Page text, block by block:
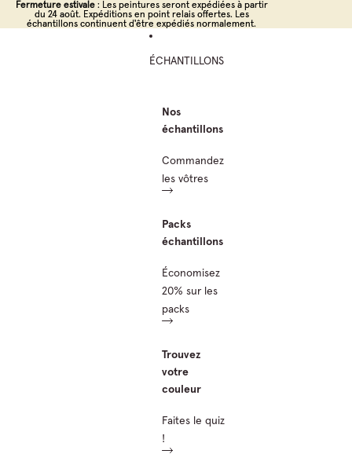
Fermeture estivale: Les peintures seront expédiées à partir
du 24 août. Expéditions en point relais offertes. Les
échantillons continuent d'être expédiés normalement.
Fermeture estivale : Les peintures seront expédiées à partir
du 24 août. Expéditions en point relais offertes. Les
échantillons continuent d'être expédiés normalement.
ÉCHANTILLONS
Nos
échantillons
Commandez
les vôtres
Packs
échantillons
Économisez
20% sur les
packs
Trouvez
votre
couleur
Faites le quiz
!